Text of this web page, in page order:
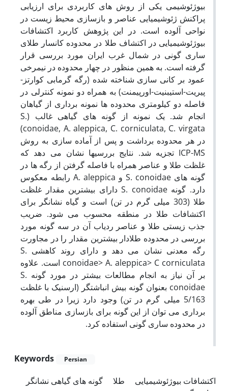
بیوژئوشیمی یکی از روش های کاربردی برای ارزیابی
پراکنش ژئوشیمیایی عناصر و بازسازی محیط زیست در
نواحی آلوده است. در این پژوهش کاربرد اکتشافات
بیوژئوشیمیایی در اکتشاف طلا در محدوده کانسار طلای
ساری گونی در شمال غرب ایران مورد بررسی قرار
گرفته است. به همین منظور در چهار محدوده در نیمرخی
عمود بر کانی سازی شناخته شده (رگه گرمابی کوارتز-
پیریت-استیبنیت-اورپیمنت) به همراه دو نمونه کنترلی در
فاصله دو کیلومتری محدوده ها نمونه برداری از گیاهان
انجام شد. یک نمونه از گونه های گیاهی غالب (S.
conoidae, A. aleppica, C. corniculata, C. virgata)
در هر محدوده برداشت و پس از آماده سازی به روش
ICP-MS تجزیه شد. نتایج بررسیها نشان می دهد که
غلظت طلا و عناصر همراه با فاصله گرفتن از رگه ها در
گونه های S. conoidae و A. aleppica رابطه معکوس
دارد. گونه S. conoidae دارای بیشترین مقدار غلظت
طلا (303 میلی گرم در تن) است و گیاه نشانگر برای
اکتشافات طلا در منطقه محسوب می شود. ضریب
جذب زیستی طلا و عناصر ردیاب آن در سه گونه مورد
بررسی در محدوده طلادار بیشترین مقدار را در مجاورت
رگه معدنی نشان می دهد و دارای روند کاهشی S.
conoidae> A. aleppica> C corniculata است. علاوه
بر آن نیاز به انجام مطالعات بیشتر در مورد گونه S.
conoidae بعنوان گونه بیش انباشتگر (ارسنیک با غلظت
5/163 میلی گرم در تن) وجود دارد زیرا در طی بهره
برداری می توان از این گونه برای بازسازی مناطق آلوده
در محدوده ساری گونی استفاده کرد.
Keywords Persian
اکتشافات بیوژئوشیمیایی طلا
گونه های گیاهی نشانگر